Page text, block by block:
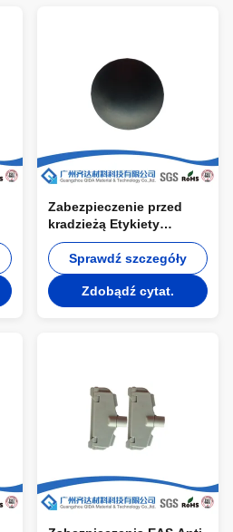
Zabezpieczenie przed
kradzieżą Etykiety
magnetyczne i etykiety
do towarów
Sprawdź szczegóły
Zdobądź cytat.